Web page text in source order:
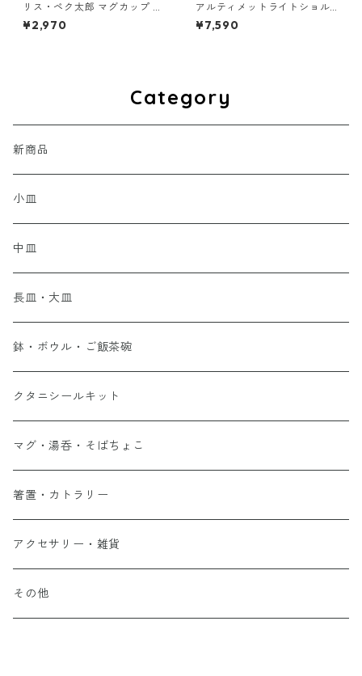
リス・ペク太郎 マグカップ ピ
ンク
¥2,970
アルティメットライトショル
ダーバッグ ミニ [KFP×おめで
ゴリラックス]
¥7,590
Category
新商品
小皿
中皿
長皿・大皿
鉢・ボウル・ご飯茶碗
クタニシールキット
マグ・湯呑・そばちょこ
箸置・カトラリー
アクセサリー・雑貨
その他